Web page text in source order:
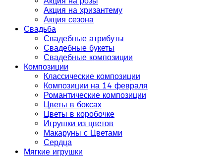
Акция на хризантему
Акция сезона
Свадьба
Свадебные атрибуты
Свадебные букеты
Свадебные композиции
Композиции
Классические композиции
Композиции на 14 февраля
Романтические композиции
Цветы в боксах
Цветы в коробочке
Игрушки из цветов
Макаруны с Цветами
Сердца
Мягкие игрушки